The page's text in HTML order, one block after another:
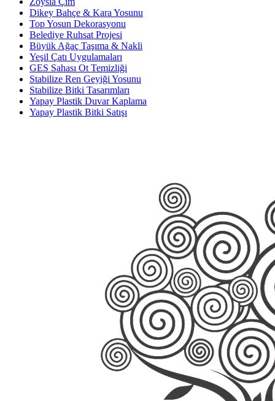
Dikey Bahçe & Kara Yosunu
Top Yosun Dekorasyonu
Belediye Ruhsat Projesi
Büyük Ağaç Taşıma & Nakli
Yeşil Çatı Uygulamaları
GES Sahası Ot Temizliği
Stabilize Ren Geyiği Yosunu
Stabilize Bitki Tasarımları
Yapay Plastik Duvar Kaplama
Yapay Plastik Bitki Satışı